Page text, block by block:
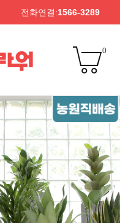
전화연결:1566-3289
0